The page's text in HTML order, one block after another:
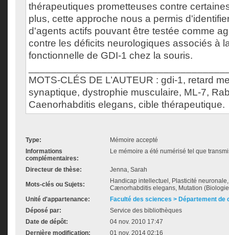
thérapeutiques prometteuses contre
plus, cette approche nous a permis
d'agents actifs pouvant être testée comme
contre les déficits neurologiques associés à
fonctionnelle de GDI-1 chez la souris.
MOTS-CLÉS DE L’AUTEUR : gdi-1, retard
synaptique, dystrophie musculaire, ML-7,
Caenorhabditis elegans, cible thérapeutique.
Type:
Mémoire accepté
Informations
complémentaires:
Le mémoire a été numérisé tel que
Directeur de thèse: Jenna, Sarah
Mots-clés ou Sujets:
Handicap intellectuel, Plasticité
Cænorhabditis elegans, Mutation
Unité d'appartenance:
Faculté des sciences > Département de
Déposé par:
Service des bibliothèques
Date de dépôt:
04 nov. 2010 17:47
Dernière modification:
01 nov. 2014 02:16